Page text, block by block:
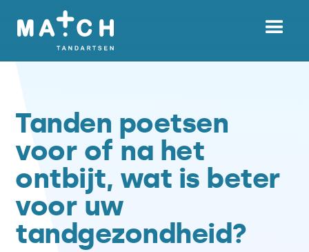
Tanden poetsen
voor of na het
ontbijt, wat is beter
voor uw
tandgezondheid?